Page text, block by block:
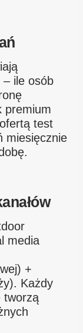
– ile osób
premium
test
miesięcznie
media
+
Każdy
tworzą